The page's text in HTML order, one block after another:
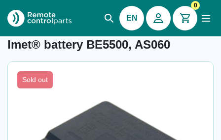
EN
0
Item number: 04.966
Imet® battery BE5500, AS060
Sold out